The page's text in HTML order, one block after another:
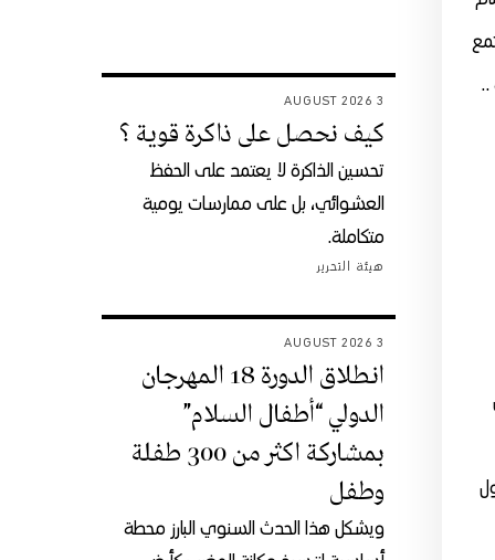
..
3 AUGUST 2026
كيف نحصل على ذاكرة قوية ؟
تحسين الذاكرة لا يعتمد على الحفظ
العشوائي، بل على ممارسات يومية
متكاملة.
هيئة التحرير
3 AUGUST 2026
انطلاق الدورة 18 المهرجان
الدولي “أطفال السلام”
بمشاركة اكثر من 300 طفلة
وطفل
ويشكل هذا الحدث السنوي البارز محطة